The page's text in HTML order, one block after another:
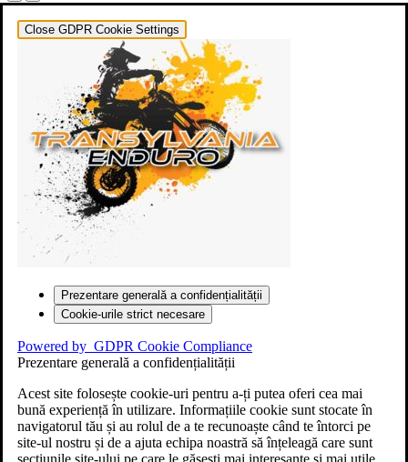
Close GDPR Cookie Settings
Prezentare generală a confidențialității
Cookie-urile strict necesare
Powered by GDPR Cookie Compliance
Prezentare generală a confidențialității
Acest site folosește cookie-uri pentru a-ți putea oferi cea mai
bună experiență în utilizare. Informațiile cookie sunt stocate în
navigatorul tău și au rolul de a te recunoaște când te întorci pe
site-ul nostru și de a ajuta echipa noastră să înțeleagă care sunt